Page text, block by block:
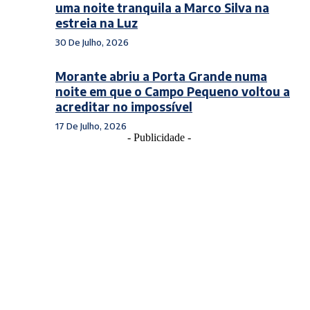
uma noite tranquila a Marco Silva na
estreia na Luz
30 De Julho, 2026
Morante abriu a Porta Grande numa
noite em que o Campo Pequeno voltou a
acreditar no impossível
17 De Julho, 2026
- Publicidade -